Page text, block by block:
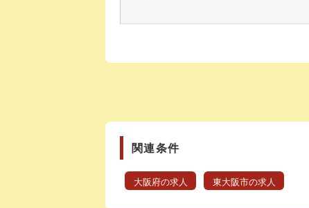
関連条件
大阪府の求人 東大阪市の求人